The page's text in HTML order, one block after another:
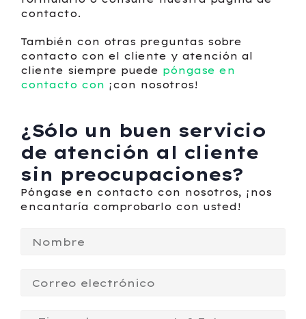
contacto.
También con otras preguntas sobre
contacto con el cliente y atención al
cliente siempre puede póngase en
contacto con ¡con nosotros!
¿Sólo un buen servicio
de atención al cliente
sin preocupaciones?
Póngase en contacto con nosotros, ¡nos
encantaría comprobarlo con usted!